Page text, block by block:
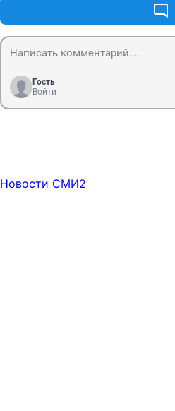
Гость
Войти
Новости СМИ2